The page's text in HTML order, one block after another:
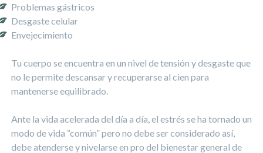
Problemas gástricos
Desgaste celular
Envejecimiento
Tu cuerpo se encuentra en un nivel de tensión y desgaste que
no le permite descansar y recuperarse al cien para
mantenerse equilibrado.
Ante la vida acelerada del día a día, el estrés se ha tornado un
modo de vida “común” pero no debe ser considerado así,
debe atenderse y nivelarse en pro del bienestar general de